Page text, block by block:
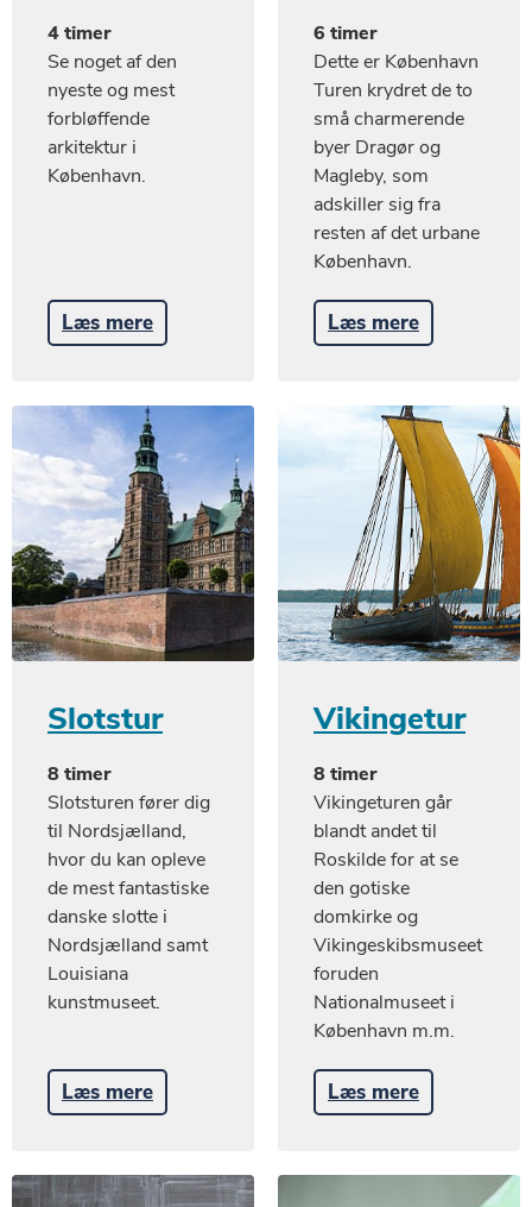
4 timer
Se noget af den
nyeste og mest
forbløffende
arkitektur i
København.
Læs mere
6 timer
Dette er København
Turen krydret de to
små charmerende
byer Dragør og
Magleby, som
adskiller sig fra
resten af det urbane
København.
Læs mere
Slotstur
8 timer
Slotsturen fører dig
til Nordsjælland,
hvor du kan opleve
de mest fantastiske
danske slotte i
Nordsjælland samt
Louisiana
kunstmuseet.
Læs mere
Vikingetur
8 timer
Vikingeturen går
blandt andet til
Roskilde for at se
den gotiske
domkirke og
Vikingeskibsmuseet
foruden
Nationalmuseet i
København m.m.
Læs mere